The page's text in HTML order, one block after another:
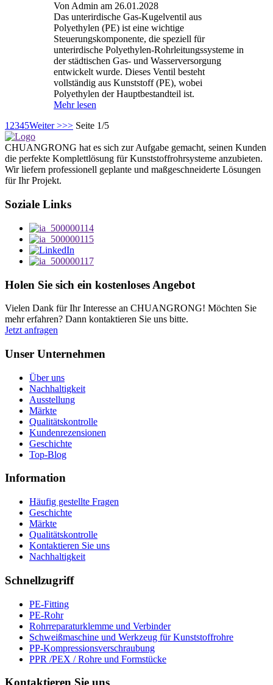
Von Admin am 26.01.2028
Das unterirdische Gas-Kugelventil aus
Polyethylen (PE) ist eine wichtige
Steuerungskomponente, die speziell für
unterirdische Polyethylen-Rohrleitungssysteme in
der städtischen Gas- und Wasserversorgung
entwickelt wurde. Dieses Ventil besteht
vollständig aus Kunststoff (PE), wobei
Polyethylen der Hauptbestandteil ist.
Mehr lesen
12345Weiter >>> Seite 1/5
CHUANGRONG hat es sich zur Aufgabe gemacht, seinen Kunden
die perfekte Komplettlösung für Kunststoffrohrsysteme anzubieten.
Wir liefern professionell geplante und maßgeschneiderte Lösungen
für Ihr Projekt.
Soziale Links
Holen Sie sich ein kostenloses Angebot
Vielen Dank für Ihr Interesse an CHUANGRONG! Möchten Sie
mehr erfahren? Dann kontaktieren Sie uns bitte.
Jetzt anfragen
Unser Unternehmen
Über uns
Nachhaltigkeit
Ausstellung
Märkte
Qualitätskontrolle
Kundenrezensionen
Geschichte
Top-Blog
Information
Häufig gestellte Fragen
Geschichte
Märkte
Qualitätskontrolle
Kontaktieren Sie uns
Nachhaltigkeit
Schnellzugriff
PE-Fitting
PE-Rohr
Rohrreparaturklemme und Verbinder
Schweißmaschine und Werkzeug für Kunststoffrohre
PP-Kompressionsverschraubung
PPR /PEX / Rohre und Formstücke